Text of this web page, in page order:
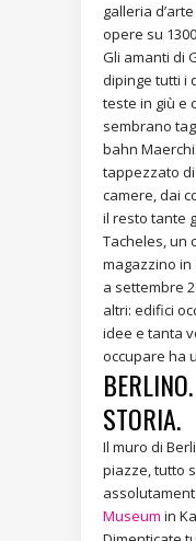
galleria
opere su
Gli amanti di
dipinge tutti i
teste in giù e
sembrano
bahn
tappezzato
camere, dai
il resto tante
Tacheles, un
magazzino
a settembre
altri: edifici
idee e tanta
occupare ha
STORIA.
Il muro di
piazze, tutto
Museum in